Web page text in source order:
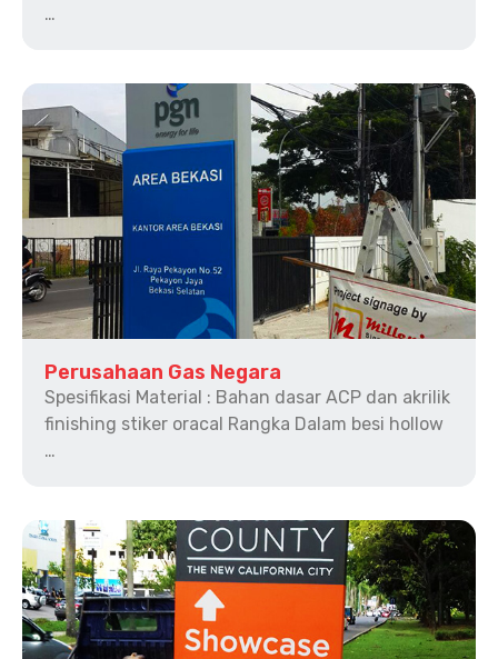
…
Perusahaan Gas Negara
Spesifikasi Material : Bahan dasar ACP dan akrilik
finishing stiker oracal Rangka Dalam besi hollow
…